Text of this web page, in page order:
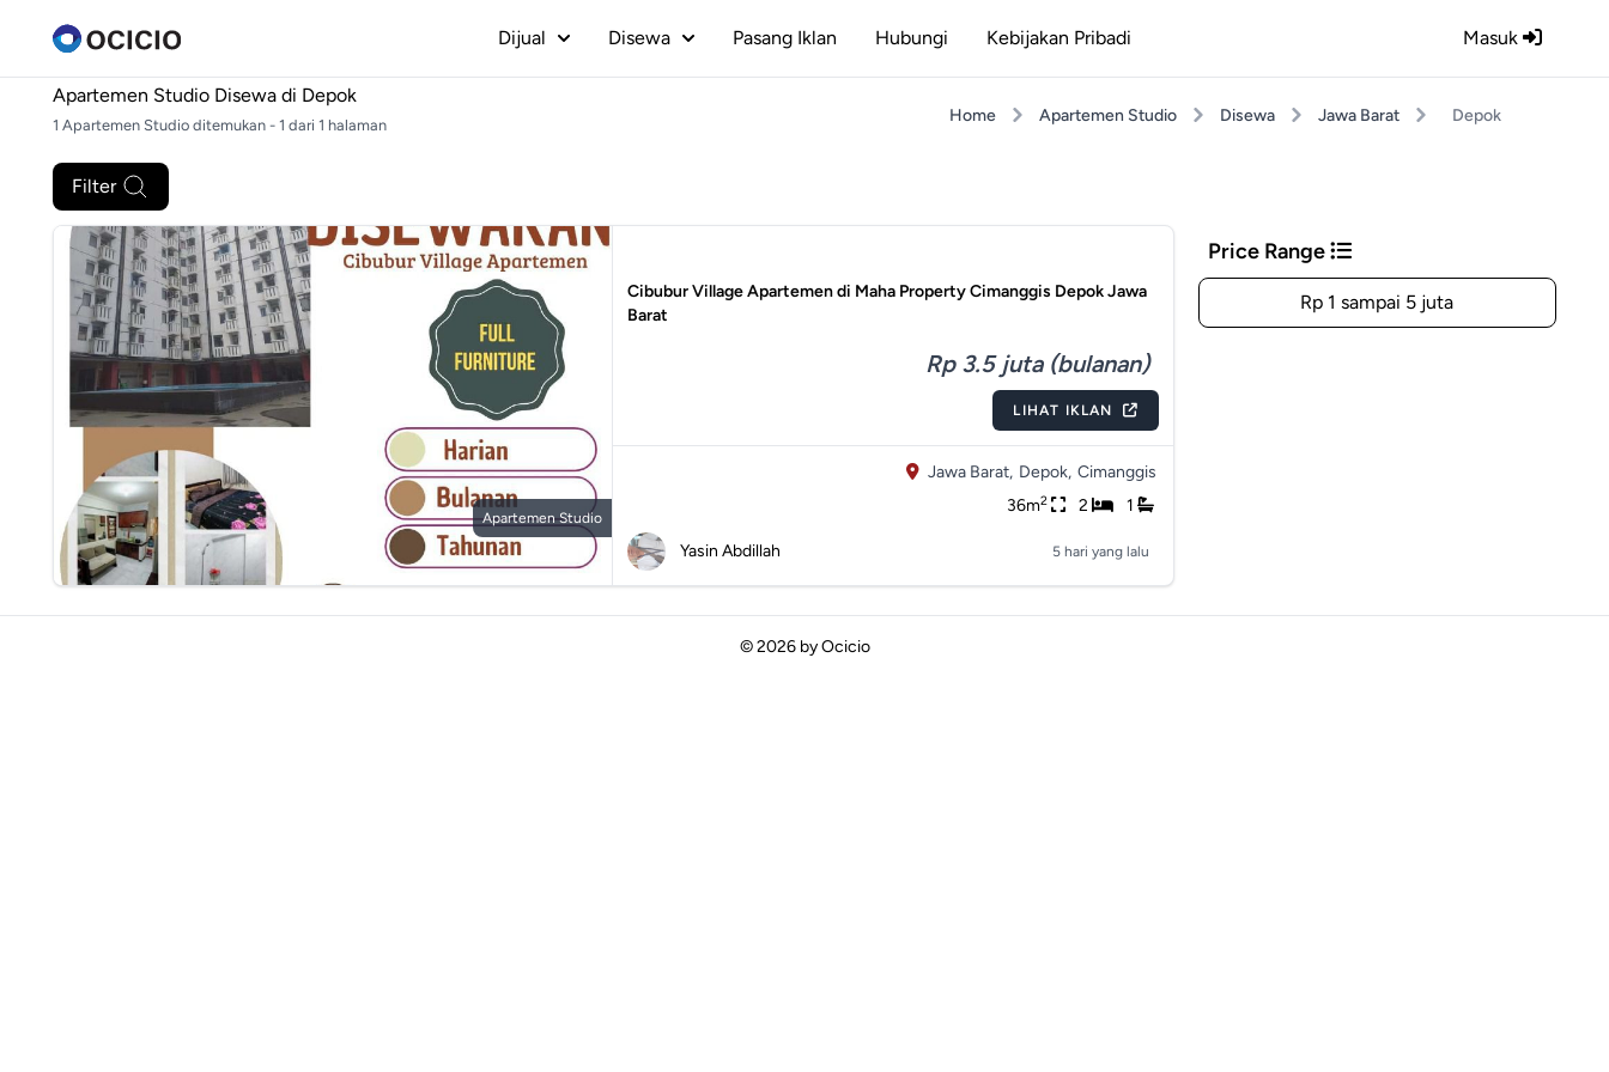
Masuk
Dijual Disewa Pasang Iklan Hubungi Kebijakan Pribadi
Apartemen Studio Disewa di Depok
1 Apartemen Studio ditemukan - 1 dari 1 halaman Home Apartemen Studio Disewa Jawa Barat Depok
Filter
Apartemen Studio
Cibubur Village Apartemen di Maha Property Cimanggis Depok Jawa
Barat
Rp 3.5 juta (bulanan)
LIHAT IKLAN
Jawa Barat, Depok, Cimanggis
36m2 2 1
Yasin Abdillah 5 hari yang lalu
Price Range
Rp 1 sampai 5 juta
© 2026 byOcicio